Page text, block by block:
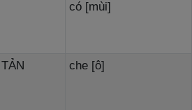
có [mùi]
TẢN che [ô]